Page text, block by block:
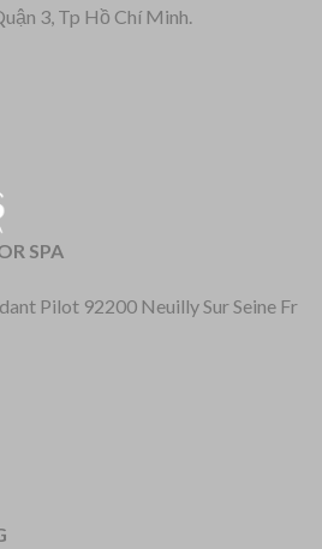
3, Tp Hồ Chí Minh.
SPA
Pilot 92200 Neuilly Sur Seine Fr